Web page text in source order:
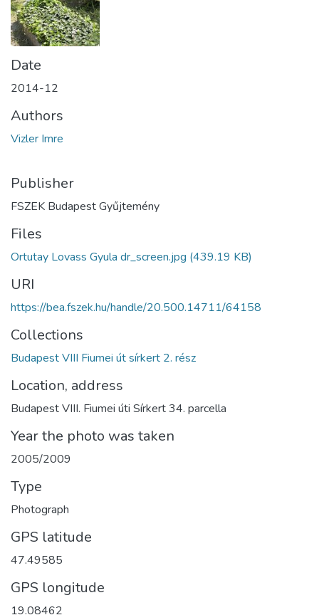
Date
2014-12
Authors
Vizler Imre
Publisher
FSZEK Budapest Gyűjtemény
Files
Ortutay Lovass Gyula dr_screen.jpg (439.19 KB)
URI
https://bea.fszek.hu/handle/20.500.14711/64158
Collections
Budapest VIII Fiumei út sírkert 2. rész
Location, address
Budapest VIII. Fiumei úti Sírkert 34. parcella
Year the photo was taken
2005/2009
Type
Photograph
GPS latitude
47.49585
GPS longitude
19.08462